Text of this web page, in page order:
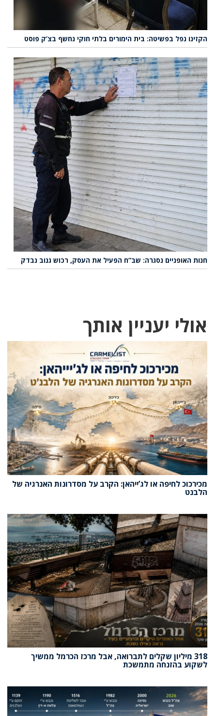
הקזינו נפל בפשיטה: בית הימורים בלתי חוקי נחשף בצ’ק פוסט
חנות האופניים נסגרה: שב”ח הפעיל את העסק, רכוש גנוב נבדק
אולי יעניין אותך
מכירכוכ לחיפה או לג’ייהאן: הקרב על מסדרונות האנרגיה של
הלבנט
318 מיליון שקלים לתברואה, אבל מרכז הכרמל ממשיך
לשקוע בהזנחה מתמשכת